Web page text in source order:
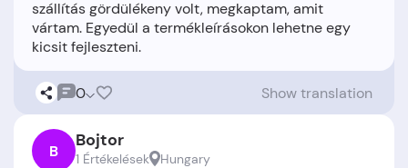
szállítás gördülékeny volt, megkaptam, amit
vártam. Egyedül a termékleírásokon lehetne egy
0 Show translation
B Bojtor
1 Értékelések Hungary